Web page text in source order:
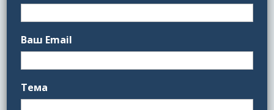
Ваш Email
Тема